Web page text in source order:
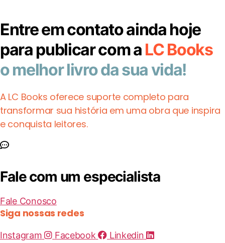
Entre em contato ainda hoje
para publicar com a LC Books
o melhor livro da sua vida!
A LC Books oferece suporte completo para
transformar sua história em uma obra que inspira
e conquista leitores.
Fale com um especialista
Fale Conosco
Siga nossas redes
Instagram Facebook Linkedin